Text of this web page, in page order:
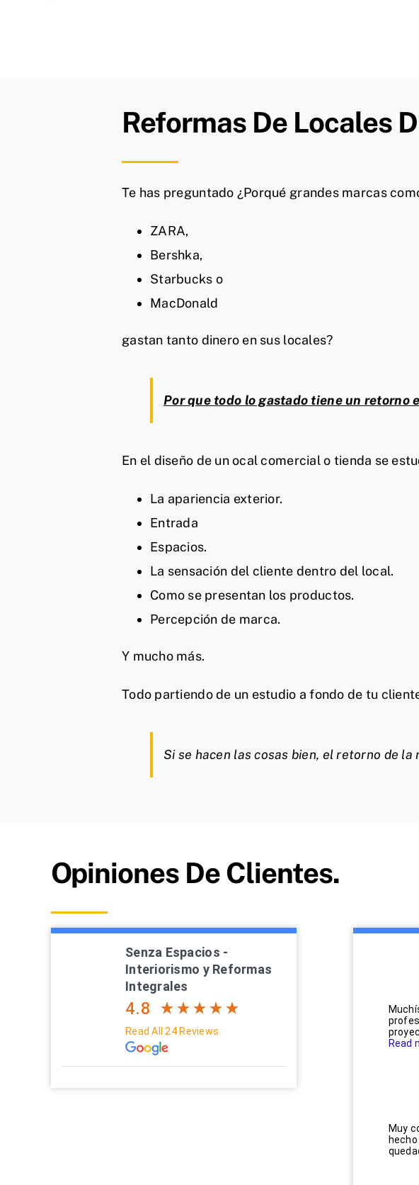
Reformas De Locales
Te has preguntado ¿Porqué grandes marcas
ZARA,
Bershka,
Starbucks o
MacDonald
gastan tanto dinero en sus locales?
Por que todo lo gastado tiene un retorno
En el diseño de un ocal comercial o tienda se
La apariencia exterior.
Entrada
Espacios.
La sensación del cliente dentro del local.
Como se presentan los productos.
Percepción de marca.
Y mucho más.
Todo partiendo de un estudio a fondo de tu
Si se hacen las cosas bien, el retorno de
Opiniones De Clientes.
Senza Espacios -
Interiorismo y Reformas
Integrales
4.8
Read All 24 Reviews
Read
Muy